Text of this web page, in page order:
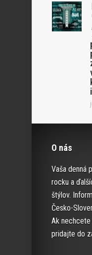
O nás
Vaša denná
rocku a
štýlov.
Česko-
Ak nechcete
pridajte do